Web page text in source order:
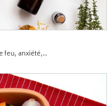
feu, anxiété,...